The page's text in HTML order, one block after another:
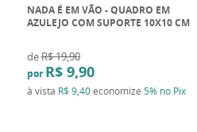
NADA É EM VÃO - QUADRO EM
AZULEJO COM SUPORTE 10X10 CM
deR$ 19,90
por R$ 9,90
à vista R$ 9,40economize 5% no Pix